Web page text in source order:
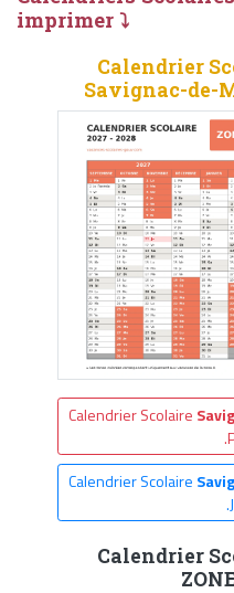
imprimer ⤵
Calendrier
Savignac-de-
Calendrier Scolaire
Calendrier Scolaire
Calendrier